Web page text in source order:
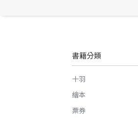
書籍分類
十羽
繪本
票券